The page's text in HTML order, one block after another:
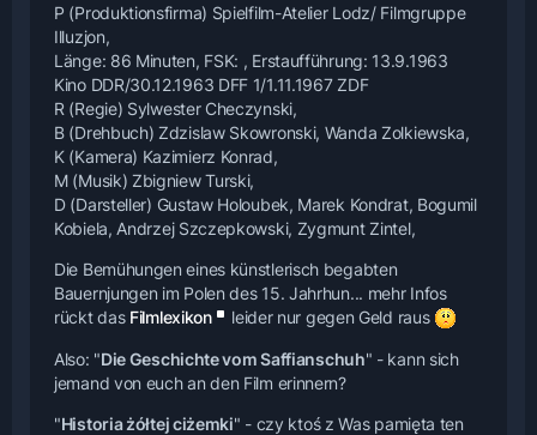
P (Produktionsfirma) Spielfilm-Atelier Lodz/ Filmgruppe
Illuzjon,
Länge: 86 Minuten, FSK: , Erstaufführung: 13.9.1963
Kino DDR/30.12.1963 DFF 1/1.11.1967 ZDF
R (Regie) Sylwester Checzynski,
B (Drehbuch) Zdzislaw Skowronski, Wanda Zolkiewska,
K (Kamera) Kazimierz Konrad,
M (Musik) Zbigniew Turski,
D (Darsteller) Gustaw Holoubek, Marek Kondrat, Bogumil
Kobiela, Andrzej Szczepkowski, Zygmunt Zintel,
Die Bemühungen eines künstlerisch begabten
Bauernjungen im Polen des 15. Jahrhun... mehr Infos
rückt das Filmlexikon leider nur gegen Geld raus
Also: "Die Geschichte vom Saffianschuh" - kann sich
jemand von euch an den Film erinnern?
"Historia żółtej ciżemki" - czy ktoś z Was pamięta ten